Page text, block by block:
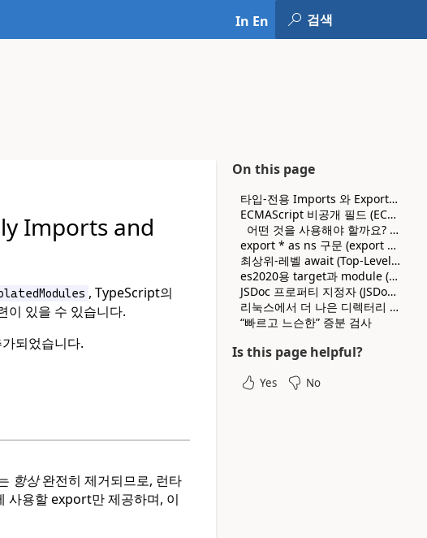
In En
Imports and
, TypeScript의
이 있을 수 있습니다.
되었습니다.
항상완전히 제거되므로, 런타
사용할 export만 제공하며, 이
On this page
타입-전용 Imports 와 Exports (Type-Only Imports and Exports)
ECMAScript 비공개 필드 (ECMAScript Private Fields)
어떤 것을 사용해야 할까요? (Which should I use?)
export * as ns 구문 (export * as ns Syntax)
최상위-레벨 await (Top-Level await)
es2020용 target과 module (es2020 for target and module)
JSDoc 프로퍼티 지정자 (JSDoc Property Modifiers)
리눅스에서 더 나은 디렉터리 감시와 watchOptions
“빠르고 느슨한” 증분 검사
Is this page helpful?
Yes No